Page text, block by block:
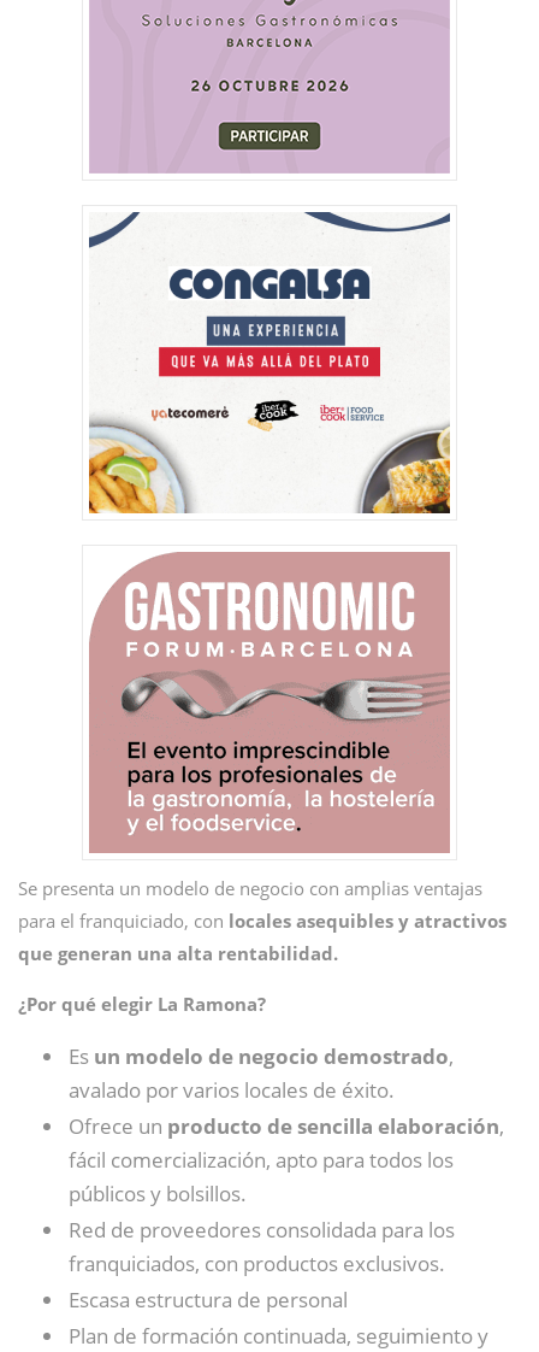
Se presenta un modelo de negocio con amplias ventajas
para el franquiciado, con locales asequibles y atractivos
que generan una alta rentabilidad.
¿Por qué elegir La Ramona?
Es un modelo de negocio demostrado,
avalado por varios locales de éxito.
Ofrece un producto de sencilla elaboración,
fácil comercialización, apto para todos los
públicos y bolsillos.
Red de proveedores consolidada para los
franquiciados, con productos exclusivos.
Escasa estructura de personal
Plan de formación continuada, seguimiento y